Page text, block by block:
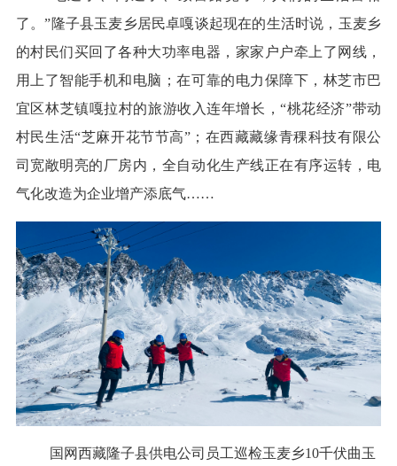
了。”隆子县玉麦乡居民卓嘎谈起现在的生活时说，玉麦乡
的村民们买回了各种大功率电器，家家户户牵上了网线，
用上了智能手机和电脑；在可靠的电力保障下，林芝市巴
宜区林芝镇嘎拉村的旅游收入连年增长，“桃花经济”带动
村民生活“芝麻开花节节高”；在西藏藏缘青稞科技有限公
司宽敞明亮的厂房内，全自动化生产线正在有序运转，电
气化改造为企业增产添底气……
国网西藏隆子县供电公司员工巡检玉麦乡10千伏曲玉